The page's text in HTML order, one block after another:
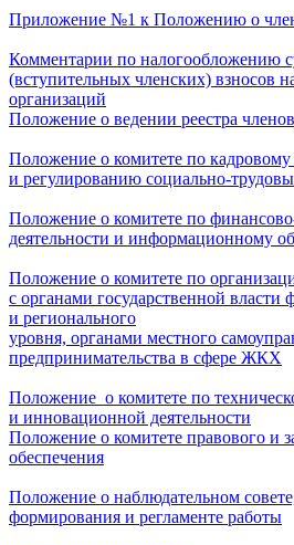
Приложение №1 к Положению о
Комментарии по налогообложению
(вступительных членских) взносов
организаций
Положение о ведении реестра членов
Положение о комитете по
и регулированию социально-
Положение о комитете по
деятельности и информационному
Положение о комитете по
с органами государственной власти
и регионального
уровня, органами местного
предпринимательства в сфере ЖКХ
Положение о комитете по
и инновационной деятельности
Положение о комитете правового и
обеспечения
Положение о наблюдательном
формирования и регламенте работы